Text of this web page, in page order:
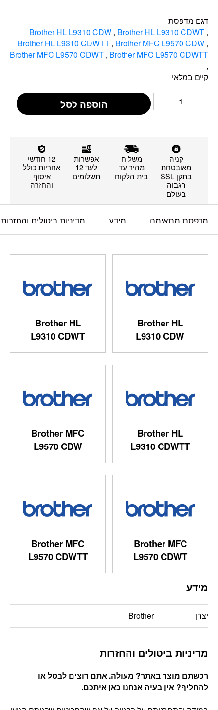
דגם מדפסת
Brother HL L9310 CDW , Brother HL L9310 CDWT ,
Brother HL L9310 CDWTT , Brother MFC L9570 CDW ,
Brother MFC L9570 CDWT , Brother MFC L9570 CDWTT
,
קיים במלאי
הוספה לסל
קניה
מאובטחת
בתקן SSL
הגבוה
בעולם
משלוח
מהיר עד
בית הלקוח
אפשרות
לעד 12
תשלומים
12 חודשי
אחריות כולל
איסוף
והחזרה
מדפסת מתאימה מידע מדיניות ביטולים והחזרות
Brother HL
L9310 CDW
Brother HL
L9310 CDWT
Brother HL
L9310 CDWTT
Brother MFC
L9570 CDW
Brother MFC
L9570 CDWT
Brother MFC
L9570 CDWTT
מידע
יצרן Brother
מדיניות ביטולים והחזרות
רכשתם מוצר באתר? מעולה. אתם רוצים לבטל או
להחליף? אין בעיה אנחנו כאן איתכם.